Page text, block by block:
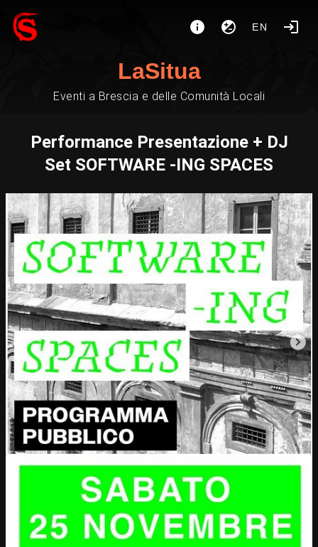
EN
LaSitua
Eventi a Brescia e delle Comunità Locali
Performance Presentazione + DJ
Set SOFTWARE -ING SPACES